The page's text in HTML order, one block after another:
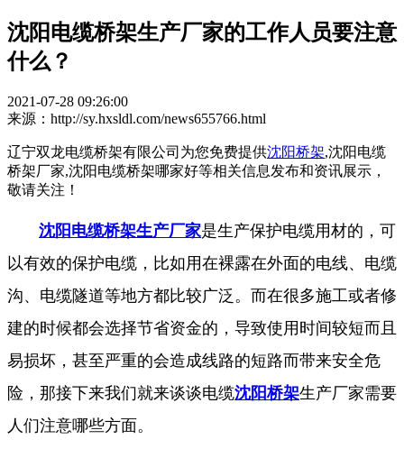
沈阳电缆桥架生产厂家的工作人员要注意
什么？
2021-07-28 09:26:00
来源：http://sy.hxsldl.com/news655766.html
辽宁双龙电缆桥架有限公司为您免费提供沈阳桥架,沈阳电缆
桥架厂家,沈阳电缆桥架哪家好等相关信息发布和资讯展示，
敬请关注！
沈阳电缆桥架生产厂家是生产保护电缆用材的，可
以有效的保护电缆，比如用在裸露在外面的电线、电缆
沟、电缆隧道等地方都比较广泛。而在很多施工或者修
建的时候都会选择节省资金的，导致使用时间较短而且
易损坏，甚至严重的会造成线路的短路而带来安全危
险，那接下来我们就来谈谈电缆沈阳桥架生产厂家需要
人们注意哪些方面。